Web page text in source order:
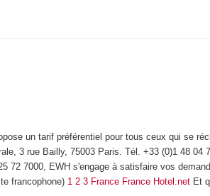
un tarif préférentiel pour tous ceux qui se
3 rue Bailly, 75003 Paris. Tél. +33 (0)1 48 04
72 7000, EWH s'engage à satisfaire vos
francophone) 1 2 3 France France Hotel.net Et